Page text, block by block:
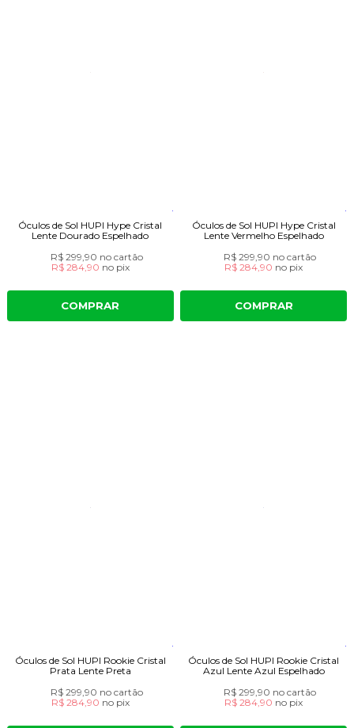
Óculos de Sol HUPI Hype Cristal
Lente Dourado Espelhado
R$ 299,90 no cartão
R$ 284,90 no pix
COMPRAR
Óculos de Sol HUPI Hype Cristal
Lente Vermelho Espelhado
R$ 299,90 no cartão
R$ 284,90 no pix
COMPRAR
Óculos de Sol HUPI Rookie Cristal
Prata Lente Preta
R$ 299,90 no cartão
R$ 284,90 no pix
Óculos de Sol HUPI Rookie Cristal
Azul Lente Azul Espelhado
R$ 299,90 no cartão
R$ 284,90 no pix